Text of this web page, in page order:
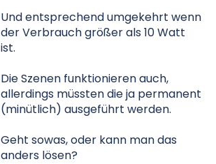
Und entsprechend umgekehrt wenn
der Verbrauch größer als 10 Watt
ist.
Die Szenen funktionieren auch,
allerdings müssten die ja permanent
(minütlich) ausgeführt werden.
Geht sowas, oder kann man das
anders lösen?